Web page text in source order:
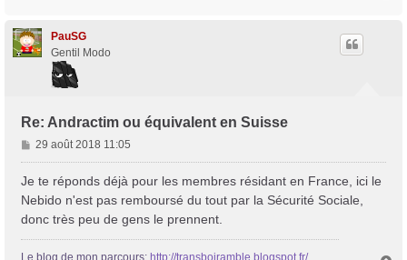
PauSG
Gentil Modo
Re: Andractim ou équivalent en Suisse
M
e
s
g
e
29 août 2018 11:05
Je te réponds déjà pour les membres résidant en France, ici le
Nebido n'est pas remboursé du tout par la Sécurité Sociale,
donc très peu de gens le prennent.
Le blog de mon parcours: http://transboiramble.blogspot.fr/